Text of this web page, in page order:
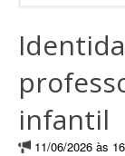
infantil
11/06/2026 às